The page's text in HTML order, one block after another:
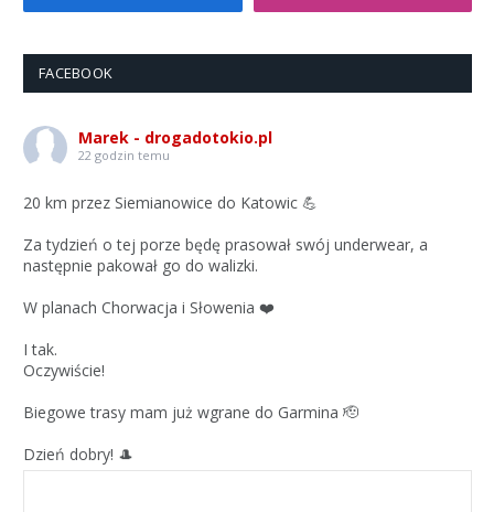
FACEBOOK
Marek - drogadotokio.pl
22 godzin temu
20 km przez Siemianowice do Katowic 💪
Za tydzień o tej porze będę prasował swój underwear, a
następnie pakował go do walizki.
W planach Chorwacja i Słowenia ❤️
I tak.
Oczywiście!
Biegowe trasy mam już wgrane do Garmina 🫡
Dzień dobry! 🎩